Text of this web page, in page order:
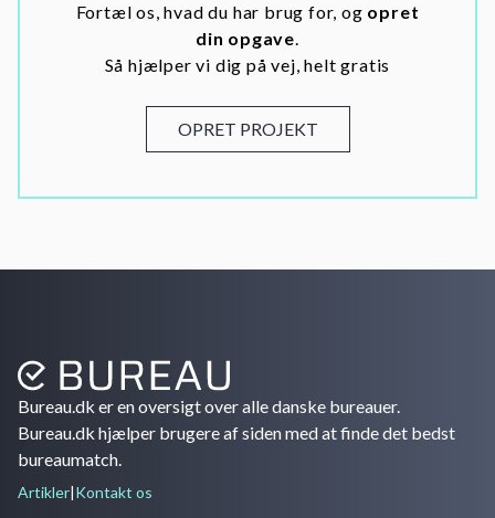
Fortæl os, hvad du har brug for, og opret
din opgave.
Så hjælper vi dig på vej, helt gratis
OPRET PROJEKT
Bureau.dk er en oversigt over alle danske bureauer.
Bureau.dk hjælper brugere af siden med at finde det bedst
bureaumatch.
Artikler|Kontakt os